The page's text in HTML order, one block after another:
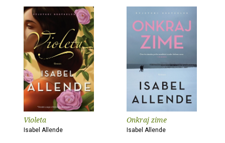
Violeta
Isabel Allende
Onkraj zime
Isabel Allende